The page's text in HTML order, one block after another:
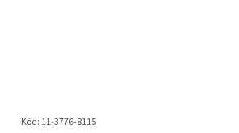
Kód: 11-3776-8115